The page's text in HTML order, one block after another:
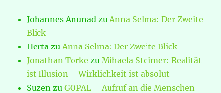
Johannes Anunad zu Anna Selma: Der Zweite
Blick
Herta zu Anna Selma: Der Zweite Blick
Jonathan Torke zu Mihaela Steimer: Realität
ist Illusion – Wirklichkeit ist absolut
Suzen zuGOPAL – Aufruf an die Menschen